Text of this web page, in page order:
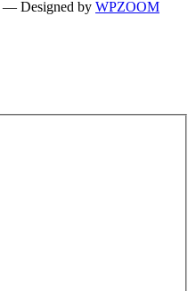
— Designed by WPZOOM